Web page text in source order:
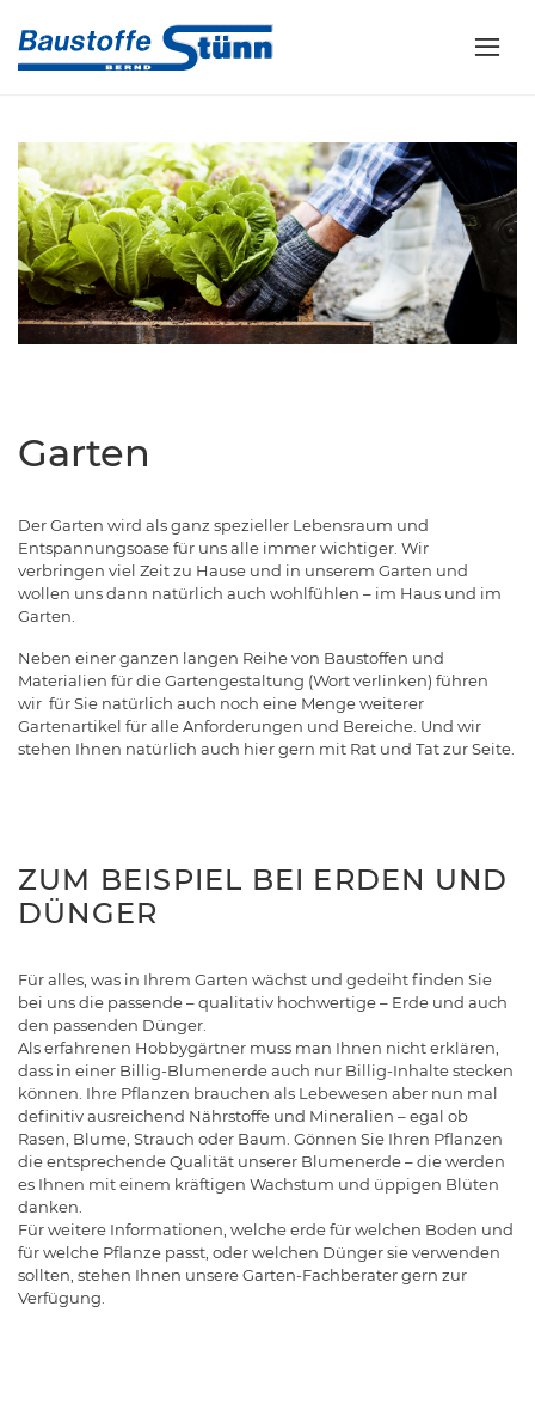
Garten
Der Garten wird als ganz spezieller Lebensraum und
Entspannungsoase für uns alle immer wichtiger. Wir
verbringen viel Zeit zu Hause und in unserem Garten und
wollen uns dann natürlich auch wohlfühlen – im Haus und im
Garten.
Neben einer ganzen langen Reihe von Baustoffen und
Materialien für die Gartengestaltung (Wort verlinken) führen
wir für Sie natürlich auch noch eine Menge weiterer
Gartenartikel für alle Anforderungen und Bereiche. Und wir
stehen Ihnen natürlich auch hier gern mit Rat und Tat zur Seite.
ZUM BEISPIEL BEI ERDEN UND
DÜNGER
Für alles, was in Ihrem Garten wächst und gedeiht finden Sie
bei uns die passende – qualitativ hochwertige – Erde und auch
den passenden Dünger.
Als erfahrenen Hobbygärtner muss man Ihnen nicht erklären,
dass in einer Billig-Blumenerde auch nur Billig-Inhalte stecken
können. Ihre Pflanzen brauchen als Lebewesen aber nun mal
definitiv ausreichend Nährstoffe und Mineralien – egal ob
Rasen, Blume, Strauch oder Baum. Gönnen Sie Ihren Pflanzen
die entsprechende Qualität unserer Blumenerde – die werden
es Ihnen mit einem kräftigen Wachstum und üppigen Blüten
danken.
Für weitere Informationen, welche erde für welchen Boden und
für welche Pflanze passt, oder welchen Dünger sie verwenden
sollten, stehen Ihnen unsere Garten-Fachberater gern zur
Verfügung.